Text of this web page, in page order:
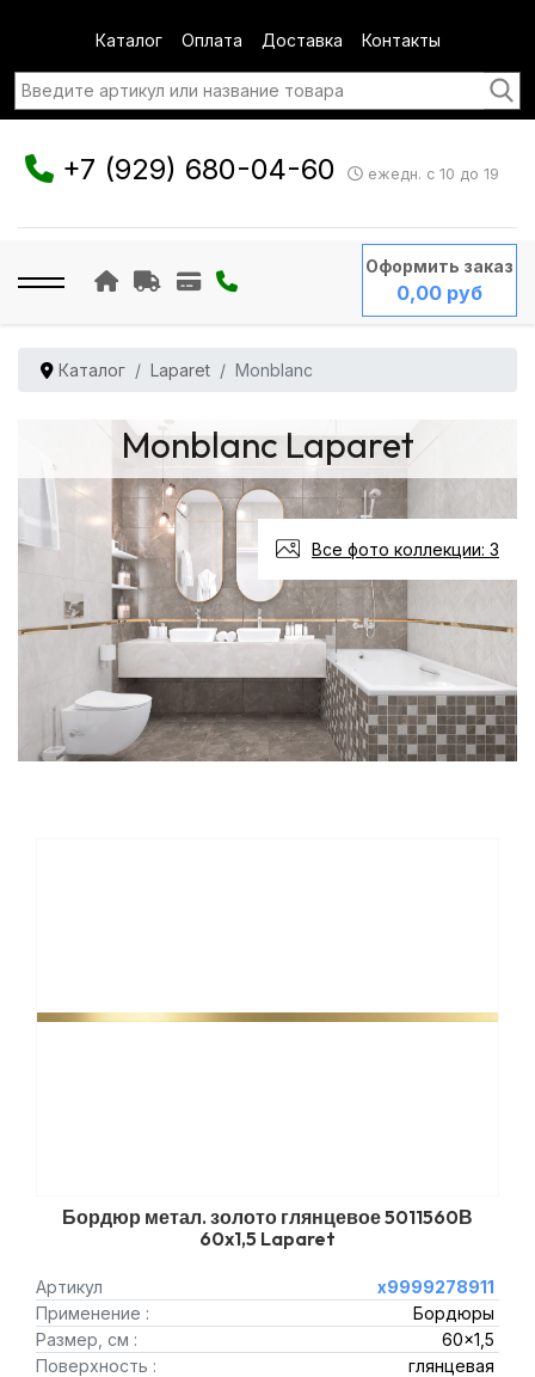
Каталог Оплата Доставка Контакты
+7 (929) 680-04-60 ежедн. с 10 до 19
Оформить заказ
0,00 руб
Каталог Laparet Monblanc
Monblanc Laparet
Все фото коллекции: 3
Бордюр метал. золото глянцевое 5011560В
60x1,5 Laparet
Артикул
х9999278911
Применение :
Бордюры
Размер, см :
60x1,5
Поверхность :
глянцевая